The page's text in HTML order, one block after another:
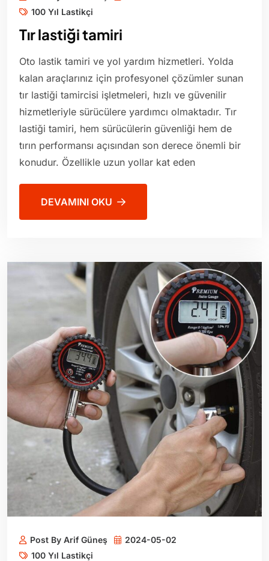
100 Yıl Lastikçi
Tır lastiği tamiri
Oto lastik tamiri ve yol yardım hizmetleri. Yolda
kalan araçlarınız için profesyonel çözümler sunan
tır lastiği tamircisi işletmeleri, hızlı ve güvenilir
hizmetleriyle sürücülere yardımcı olmaktadır. Tır
lastiği tamiri, hem sürücülerin güvenliği hem de
tırın performansı açısından son derece önemli bir
konudur. Özellikle uzun yollar kat eden
DEVAMINI OKU
Post By Arif Güneş
2024-05-02
100 Yıl Lastikçi